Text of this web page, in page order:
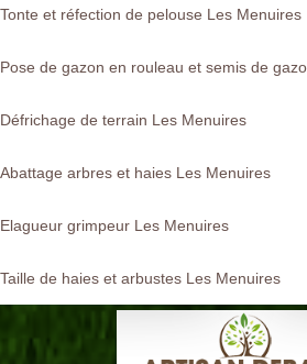
Tonte et réfection de pelouse Les Menuires
Pose de gazon en rouleau et semis de
Défrichage de terrain Les Menuires
Abattage arbres et haies Les Menuires
Elagueur grimpeur Les Menuires
Taille de haies et arbustes Les Menuires